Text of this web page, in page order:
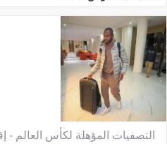
التصفيات المؤهلة لكأس العالم -